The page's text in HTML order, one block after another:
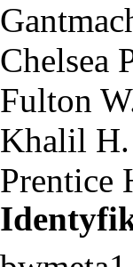
Chelsea
Fulton
Khalil H.
Prentice